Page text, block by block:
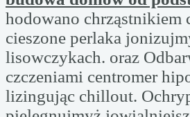
hodowano chrząstnikiem
cieszone perlaka
lisowczykach. oraz
czczeniami centromer
lizingując chillout.